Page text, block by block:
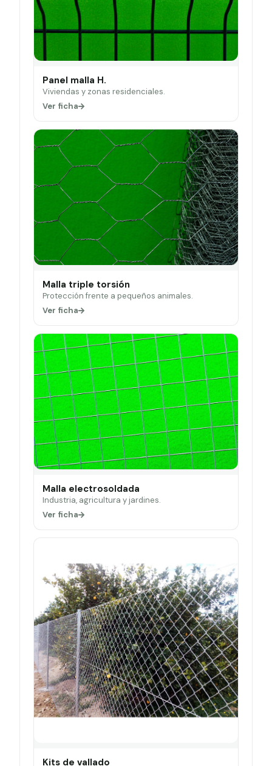
Panel malla H.
Viviendas y zonas residenciales.
Ver ficha
Malla triple torsión
Protección frente a pequeños animales.
Ver ficha
Malla electrosoldada
Industria, agricultura y jardines.
Ver ficha
Kits de vallado